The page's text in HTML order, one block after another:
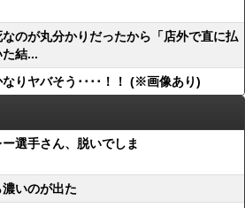
のが丸分かりだったから「店外で直に払
結...
なりヤバそう････！！ (※画像あり)
選手さん、脱いでしま
濃いのが出た